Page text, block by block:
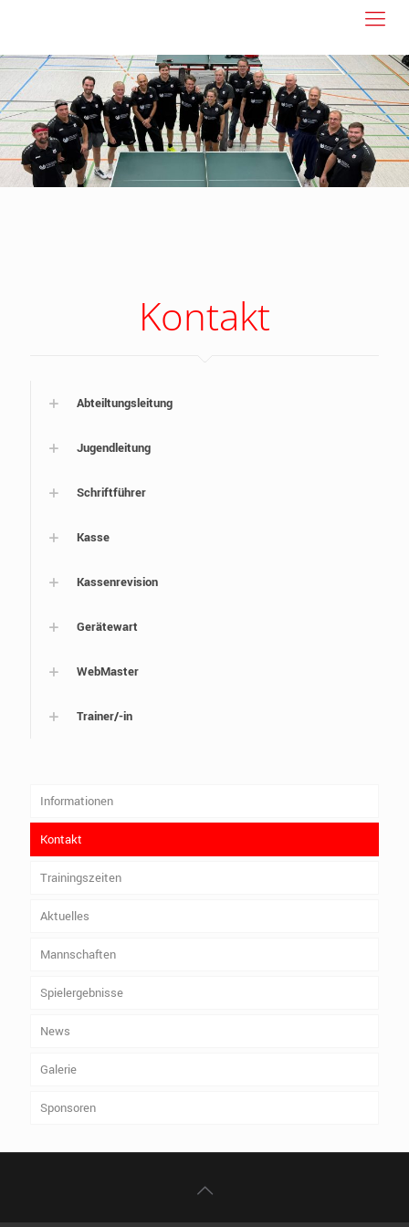
Kontakt
Abteiltungsleitung
Jugendleitung
Schriftführer
Kasse
Kassenrevision
Gerätewart
WebMaster
Trainer/-in
Informationen
Kontakt
Trainingszeiten
Aktuelles
Mannschaften
Spielergebnisse
News
Galerie
Sponsoren